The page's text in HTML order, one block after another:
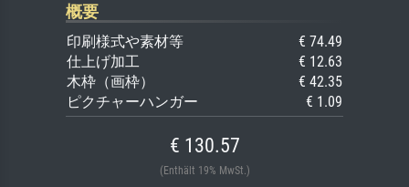
概要
印刷様式や素材等
€ 74.49
仕上げ加工
€ 12.63
木枠（画枠）
€ 42.35
ピクチャーハンガー
€ 1.09
€ 130.57
(Enthält 19% MwSt.)